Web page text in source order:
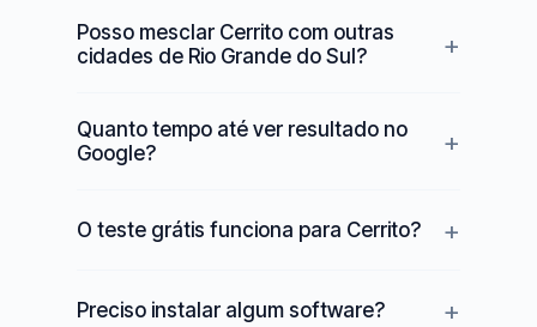
Posso mesclar Cerrito com outras
cidades de Rio Grande do Sul?
Quanto tempo até ver resultado no
Google?
O teste grátis funciona para Cerrito?
Preciso instalar algum software?